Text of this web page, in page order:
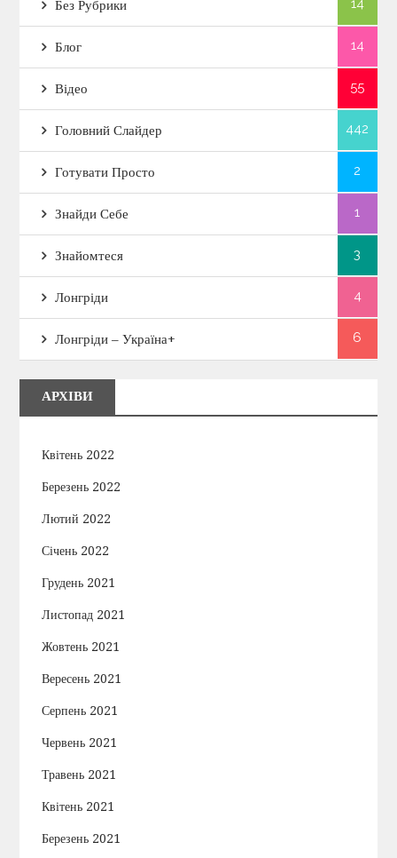
Без Рубрики 14
Блог 14
Відео 55
Головний Слайдер 442
Готувати Просто 2
Знайди Себе 1
Знайомтеся 3
Лонгріди 4
Лонгріди – Україна+ 6
АРХІВИ
Квітень 2022
Березень 2022
Лютий 2022
Січень 2022
Грудень 2021
Листопад 2021
Жовтень 2021
Вересень 2021
Серпень 2021
Червень 2021
Травень 2021
Квітень 2021
Березень 2021